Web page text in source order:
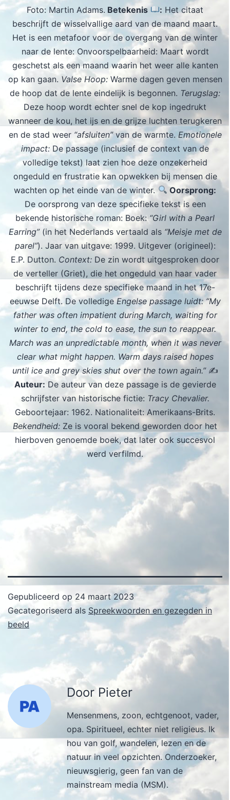
Foto: Martin Adams. Betekenis : Het citaat
beschrijft de wisselvallige aard van de maand maart.
Het is een metafoor voor de overgang van de winter
naar de lente: Onvoorspelbaarheid: Maart wordt
geschetst als een maand waarin het weer alle kanten
op kan gaan. Valse Hoop:Warme dagen geven mensen
de hoop dat de lente eindelijk is begonnen. Terugslag:
Deze hoop wordt echter snel de kop ingedrukt
wanneer de kou, het ijs en de grijze luchten terugkeren
en de stad weer “afsluiten”van de warmte. Emotionele
impact: De passage (inclusief de context van de
volledige tekst) laat zien hoe deze onzekerheid
ongeduld en frustratie kan opwekken bij mensen die
wachten op het einde van de winter.
Oorsprong:
De oorsprong van deze specifieke tekst is een
bekende historische roman: Boek:“Girl with a Pearl
Earring”(in het Nederlands vertaald als “Meisje met de
parel”). Jaar van uitgave: 1999. Uitgever (origineel):
E.P. Dutton. Context: De zin wordt uitgesproken door
de verteller (Griet), die het ongeduld van haar vader
beschrijft tijdens deze specifieke maand in het 17e-
eeuwse Delft. De volledige Engelse passage luidt: “My
father was often impatient during March, waiting for
winter to end, the cold to ease, the sun to reappear.
March was an unpredictable month, when it was never
clear what might happen. Warm days raised hopes
until ice and grey skies shut over the town again.”✍️
Auteur: De auteur van deze passage is de gevierde
schrijfster van historische fictie: Tracy Chevalier.
Geboortejaar: 1962. Nationaliteit: Amerikaans-Brits.
Bekendheid: Ze is vooral bekend geworden door het
hierboven genoemde boek, dat later ook succesvol
werd verfilmd.
Gepubliceerd op 24 maart 2023
Gecategoriseerd als Spreekwoorden en gezegden in
beeld
Door Pieter
Mensenmens, zoon, echtgenoot, vader,
opa. Spiritueel, echter niet religieus. Ik
hou van golf, wandelen, lezen en de
natuur in veel opzichten. Onderzoeker,
nieuwsgierig, geen fan van de
mainstream media (MSM).